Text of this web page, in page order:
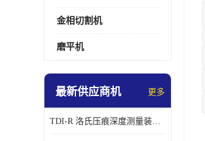
金相切割机
磨平机
最新供应商机 更多
TDI-R 洛氏压痕深度测量装置鉴定仪